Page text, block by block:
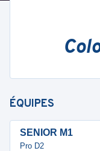
ÉQUIPES
SENIOR M1
Pro D2